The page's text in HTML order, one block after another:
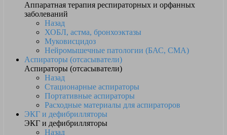
Аппаратная терапия респираторных и орфанных
заболеваний
Назад
ХОБЛ, астма, бронхоэктазы
Муковисцидоз
Нейромышечные патологии (БАС, СМА)
Аспираторы (отсасыватели)
Аспираторы (отсасыватели)
Назад
Стационарные аспираторы
Портативные аспираторы
Расходные материалы для аспираторов
ЭКГ и дефибрилляторы
ЭКГ и дефибрилляторы
Назад